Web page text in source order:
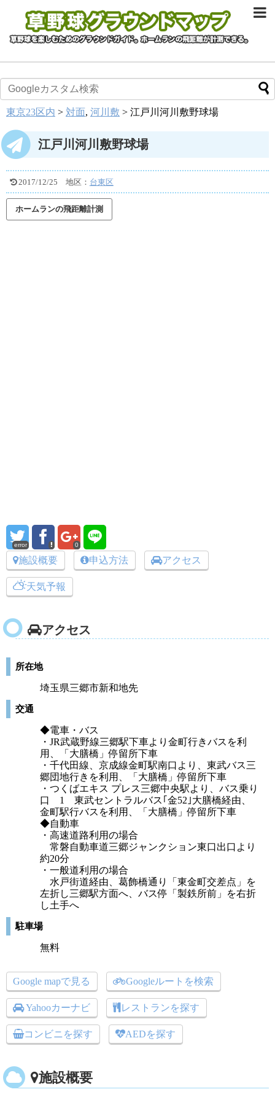
東京23区内 > 対面, 河川敷 > 江戸川河川敷野球場
江戸川河川敷野球場
2017/12/25 地区： 台東区
error 0
施設概要 申込方法 アクセス
天気予報
アクセス
所在地
埼玉県三郷市新和地先
交通
◆電車・バス
・JR武蔵野線三郷駅下車より金町行きバスを利
用、「大膳橋」停留所下車
・千代田線、京成線金町駅南口より、東武バス三
郷団地行きを利用、「大膳橋」停留所下車
・つくばエキス プレス三郷中央駅より、バス乗り
口 1 東武セントラルバス｢金52｣大膳橋経由、
金町駅行バスを利用、「大膳橋」停留所下車
◆自動車
・高速道路利用の場合
常磐自動車道三郷ジャンクション東口出口より
約20分
・一般道利用の場合
水戸街道経由、葛飾橋通り「東金町交差点」を
左折し三郷駅方面へ、バス停「製鉄所前」を右折
し土手へ
駐車場
無料
Google mapで見る Googleルートを検索
Yahooカーナビ レストランを探す
コンビニを探す AEDを探す
施設概要